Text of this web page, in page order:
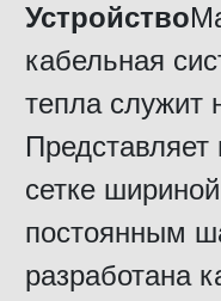
Устройство
кабельная
тепла служит
сетке
постоянным
разработана